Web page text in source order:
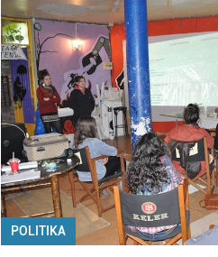
POLITIKA